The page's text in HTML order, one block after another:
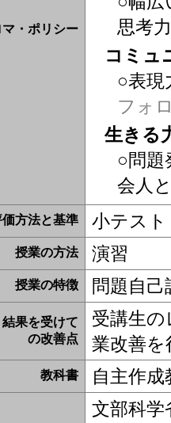
・ポリシー
思考力
コミュ
○表現
フォ
生きる
○問題
会人
価方法と基準 小テスト
授業の方法 演習
授業の特徴 問題自己
果を受けて
の改善点
受講生
業改善を
教科書 自主作成
文部科学